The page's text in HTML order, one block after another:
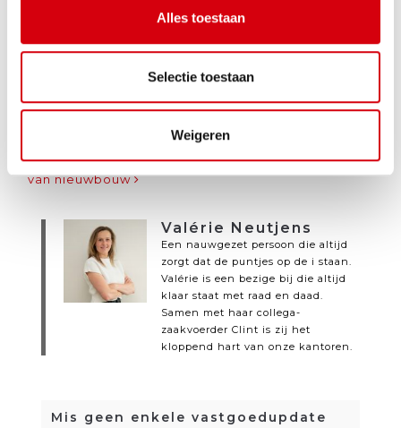
Alles toestaan
Selectie toestaan
Weigeren
Bericht Navigatie
Wie betaalt welke herstellingen bij een verhuur:
de huurder of verhuurder?
Is nieuwbouw kopen nog de moeite? 5 voordelen
van nieuwbouw
Valérie Neutjens
Een nauwgezet persoon die altijd
zorgt dat de puntjes op de i staan.
Valérie is een bezige bij die altijd
klaar staat met raad en daad.
Samen met haar collega-
zaakvoerder Clint is zij het
kloppend hart van onze kantoren.
Mis geen enkele vastgoedupdate